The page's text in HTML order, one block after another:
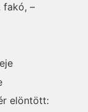
fakó, –
elöntött: